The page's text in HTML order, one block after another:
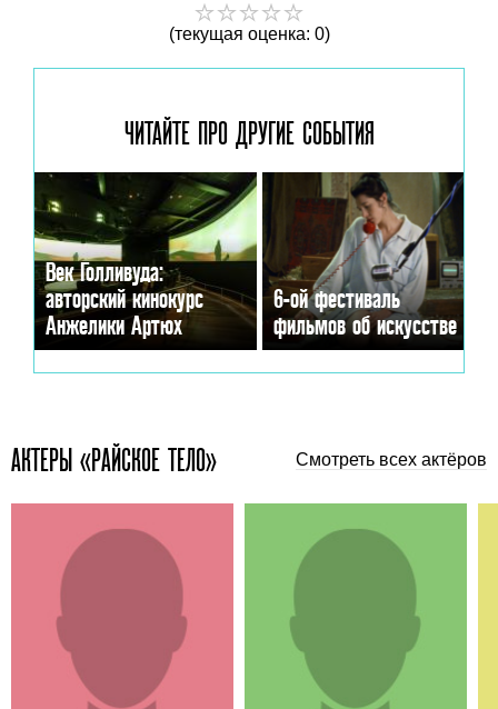
(текущая оценка: 0)
ЧИТАЙТЕ ПРО ДРУГИЕ СОБЫТИЯ
Век Голливуда:
авторский кинокурс
Анжелики Артюх
6-ой фестиваль
фильмов об искусстве
АКТЕРЫ «РАЙСКОЕ ТЕЛО» Смотреть всех актёров